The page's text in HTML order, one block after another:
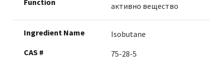
активно вещество
Isobutane
75-28-5